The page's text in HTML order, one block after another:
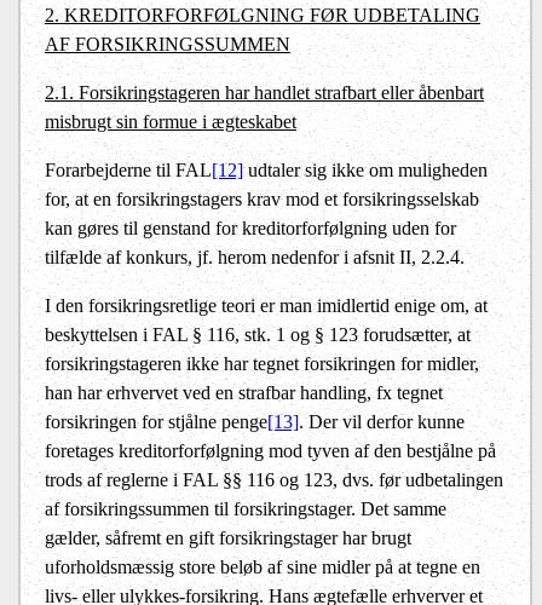
2. KREDITORFORFØLGNING FØR UDBETALING
AF FORSIKRINGSSUMMEN
2.1. Forsikringstageren har handlet strafbart eller åbenbart
misbrugt sin formue i ægteskabet
Forarbejderne til FAL[12]udtaler sig ikke om muligheden
for, at en forsikringstagers krav mod et forsikringsselskab
kan gøres til genstand for kreditorforfølgning uden for
tilfælde af konkurs, jf. herom nedenfor i afsnit II, 2.2.4.
I den forsikringsretlige teori er man imidlertid enige om, at
beskyttelsen i FAL § 116, stk. 1 og § 123 forudsætter, at
forsikringstageren ikke har tegnet forsikringen for midler,
han har erhvervet ved en strafbar handling, fx tegnet
forsikringen for stjålne penge[13]. Der vil derfor kunne
foretages kreditorforfølgning mod tyven af den bestjålne på
trods af reglerne i FAL §§ 116 og 123, dvs. før udbetalingen
af forsikringssummen til forsikringstager. Det samme
gælder, såfremt en gift forsikringstager har brugt
uforholdsmæssig store beløb af sine midler på at tegne en
livs- eller ulykkes-forsikring. Hans ægtefælle erhverver et